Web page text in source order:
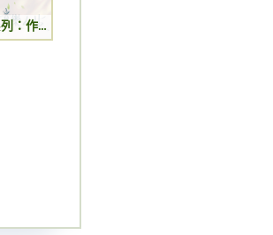
香港音樂家群像系列：作曲家及指揮家陳永華的豐盛音樂人生